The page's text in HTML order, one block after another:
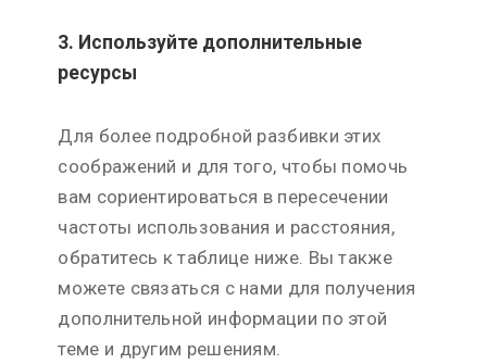
3. Используйте дополнительные
ресурсы
Для более подробной разбивки этих
соображений и для того, чтобы помочь
вам сориентироваться в пересечении
частоты использования и расстояния,
обратитесь к таблице ниже. Вы также
можете связаться с нами для получения
дополнительной информации по этой
теме и другим решениям.